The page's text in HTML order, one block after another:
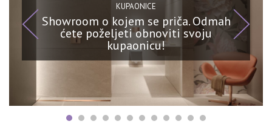
KUPAONICE
Showroom o kojem se priča. Odmah
ćete poželjeti obnoviti svoju
kupaonicu!